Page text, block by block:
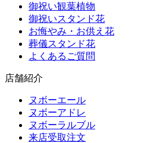
御祝い観葉植物
御祝いスタンド花
お悔やみ・お供え花
葬儀スタンド花
よくあるご質問
店舗紹介
ヌボーエール
ヌボーアドレ
ヌボーラルブル
来店受取注文